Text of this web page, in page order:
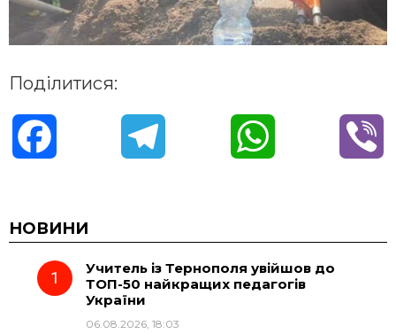
Поділитися:
c
e e t
НОВИНИ
Учитель із Тернополя увійшов до
ТОП-50 найкращих педагогів
України
06.08.2026, 18:03